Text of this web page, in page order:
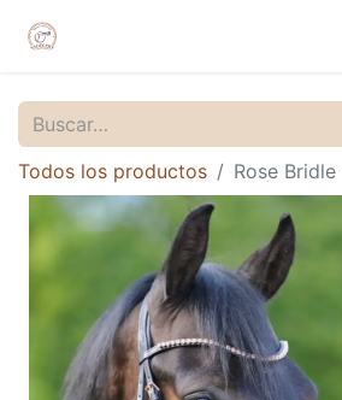
Todos los productos Rose